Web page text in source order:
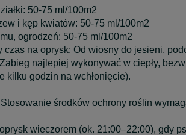
50-75 ml/100m2
i kęp kwiatów: 50-75 ml/100m2
ogrodzeń: 50-75 ml/100m2
czas na oprysk: Od wiosny do jesieni,
najlepiej wykonywać w ciepły,
kilku godzin na wchłonięcie).
środków ochrony roślin
wieczorem (ok. 21:00–22:00), gdy